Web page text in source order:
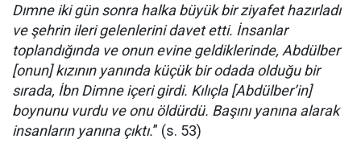
Dımne iki gün sonra halka büyük bir ziyafet hazırladı
ve şehrin ileri gelenlerini davet etti. İnsanlar
toplandığında ve onun evine geldiklerinde, Abdülber
[onun] kızının yanında küçük bir odada olduğu bir
sırada, İbn Dimne içeri girdi. Kılıçla [Abdülber’in]
boynunu vurdu ve onu öldürdü. Başını yanına alarak
insanların yanına çıktı.” (s. 53)